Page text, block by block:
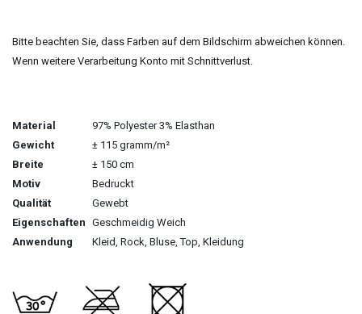
Bitte beachten Sie, dass Farben auf dem Bildschirm abweichen können.
Wenn weitere Verarbeitung Konto mit Schnittverlust.
Material
97% Polyester 3% Elasthan
Gewicht
± 115 gramm/m²
Breite
± 150 cm
Motiv
Bedruckt
Qualität
Gewebt
Eigenschaften Geschmeidig Weich
Anwendung
Kleid, Rock, Bluse, Top, Kleidung